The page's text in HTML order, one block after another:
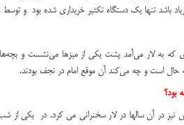
باشد تنها يك دستگاه تكثير خريداري شده بود و
كه به لار مي‌آمد پشت يكي از ميزها مي‌نشست و
حال است و چه مي‌كند آن موقع امام در نجف بودند.
بود؟
نیز در آن سالها در لار سخنرانی می کرد. در يكي از